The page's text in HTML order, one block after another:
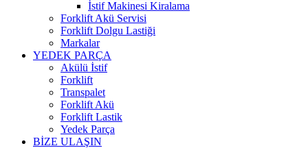
İstif Makinesi Kiralama
Forklift Akü Servisi
Forklift Dolgu Lastiği
Markalar
YEDEK PARÇA
Akülü İstif
Forklift
Transpalet
Forklift Akü
Forklift Lastik
Yedek Parça
BİZE ULAŞIN